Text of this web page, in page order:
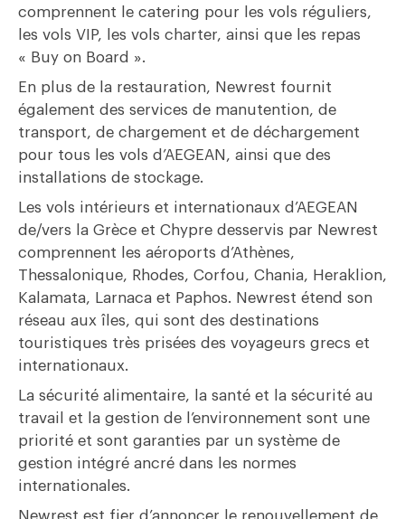
comprennent le catering pour les vols réguliers,
les vols VIP, les vols charter, ainsi que les repas
« Buy on Board ».
En plus de la restauration, Newrest fournit
également des services de manutention, de
transport, de chargement et de déchargement
pour tous les vols d’AEGEAN, ainsi que des
installations de stockage.
Les vols intérieurs et internationaux d’AEGEAN
de/vers la Grèce et Chypre desservis par Newrest
comprennent les aéroports d’Athènes,
Thessalonique, Rhodes, Corfou, Chania, Heraklion,
Kalamata, Larnaca et Paphos. Newrest étend son
réseau aux îles, qui sont des destinations
touristiques très prisées des voyageurs grecs et
internationaux.
La sécurité alimentaire, la santé et la sécurité au
travail et la gestion de l’environnement sont une
priorité et sont garanties par un système de
gestion intégré ancré dans les normes
internationales.